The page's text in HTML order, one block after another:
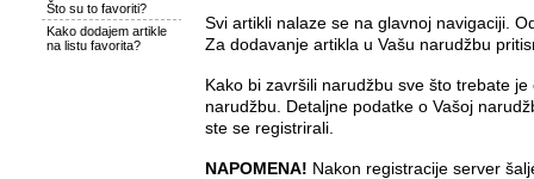
Što su to favoriti?
Kako dodajem artikle
na listu favorita?
Svi artikli nalaze se na glavnoj navigaciji.
Za dodavanje artikla u Vašu narudžbu
Kako bi završili narudžbu sve što trebate
narudžbu. Detaljne podatke o Vašoj
ste se registrirali.
NAPOMENA! Nakon registracije server